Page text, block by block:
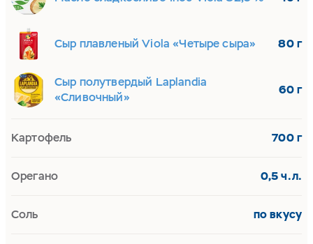
Сыр плавленый Viola «Четыре сыра» 80 г
Сыр полутвердый Laplandia
«Сливочный»
60 г
Картофель 700 г
Орегано 0,5 ч.л.
Соль по вкусу